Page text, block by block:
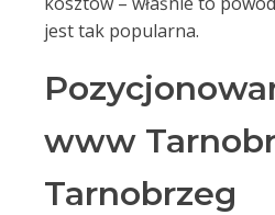
jest tak popularna.
www
Tarnobrzeg